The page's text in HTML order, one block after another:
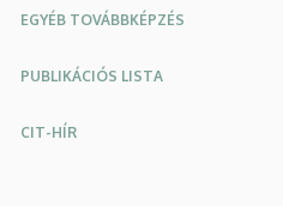
EGYÉB TOVÁBBKÉPZÉS
PUBLIKÁCIÓS LISTA
CIT-HÍR